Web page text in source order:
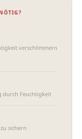
verschlimmern
durch Feuchtigkeit
sichern